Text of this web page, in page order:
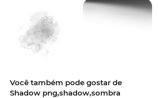
Você também pode gostar de
Shadow png,shadow,sombra